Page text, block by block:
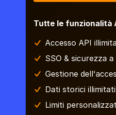
Tutte le funzionalità
Accesso API
SSO & sicurezza
Gestione
Dati storici illimitati
Limiti